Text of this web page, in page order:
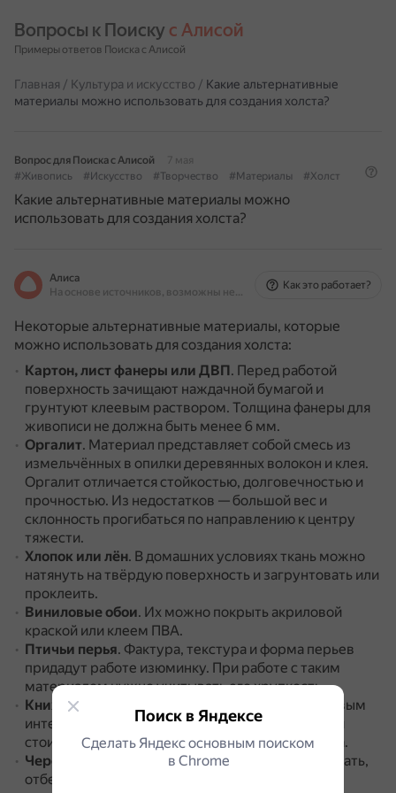
Вопросы к Поиску с Алисой
Примеры ответов Поиска с Алисой
Главная / Культура и искусство / Какие альтернативные
материалы можно использовать для создания холста?
Вопрос для Поиска с Алисой
7 мая
#Живопись
#Искусство #Творчество #Материалы #Холст
Какие альтернативные материалы можно
использовать для создания холста?
Алиса
На основе источников, возможны неточности
Как это работает?
Некоторые альтернативные материалы, которые
можно использовать для создания холста:
Картон, лист фанеры или ДВП. Перед работой
поверхность зачищают наждачной бумагой и
грунтуют клеевым раствором. Толщина фанеры для
живописи не должна быть менее 6 мм.
Оргалит. Материал представляет собой смесь из
измельчённых в опилки деревянных волокон и клея.
Оргалит отличается стойкостью, долговечностью и
прочностью. Из недостатков — большой вес и
склонность прогибаться по направлению к центру
тяжести.
Хлопок или лён. В домашних условиях ткань можно
натянуть на твёрдую поверхность и загрунтовать или
проклеить.
Виниловые обои. Их можно покрыть акриловой
краской или клеем ПВА.
Птичьи перья. Фактура, текстура и форма перьев
придадут работе изюминку. При работе с таким
материалом нужно учитывать его хрупкость.
Книжные листы
Текст на них может стать готовым
интересным фоном.При работе с такой бумагой
стоит учесть её сильные впитывающие качества.
Черепа животных
Любой череп нужно обработать,
отбелить и обезжирить.
Поиск в Яндексе
Сделать Яндекс основным поиском
в Сhrome